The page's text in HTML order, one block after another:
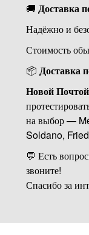
🚚 Доставка
Надёжно и
Стоимость
📦 Доставка
Новой Почтой
на выбор —
Soldano,
💬 Есть
звоните!
Спасибо за